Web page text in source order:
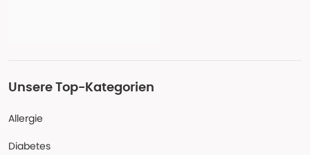
Unsere Top-Kategorien
Allergie
Diabetes